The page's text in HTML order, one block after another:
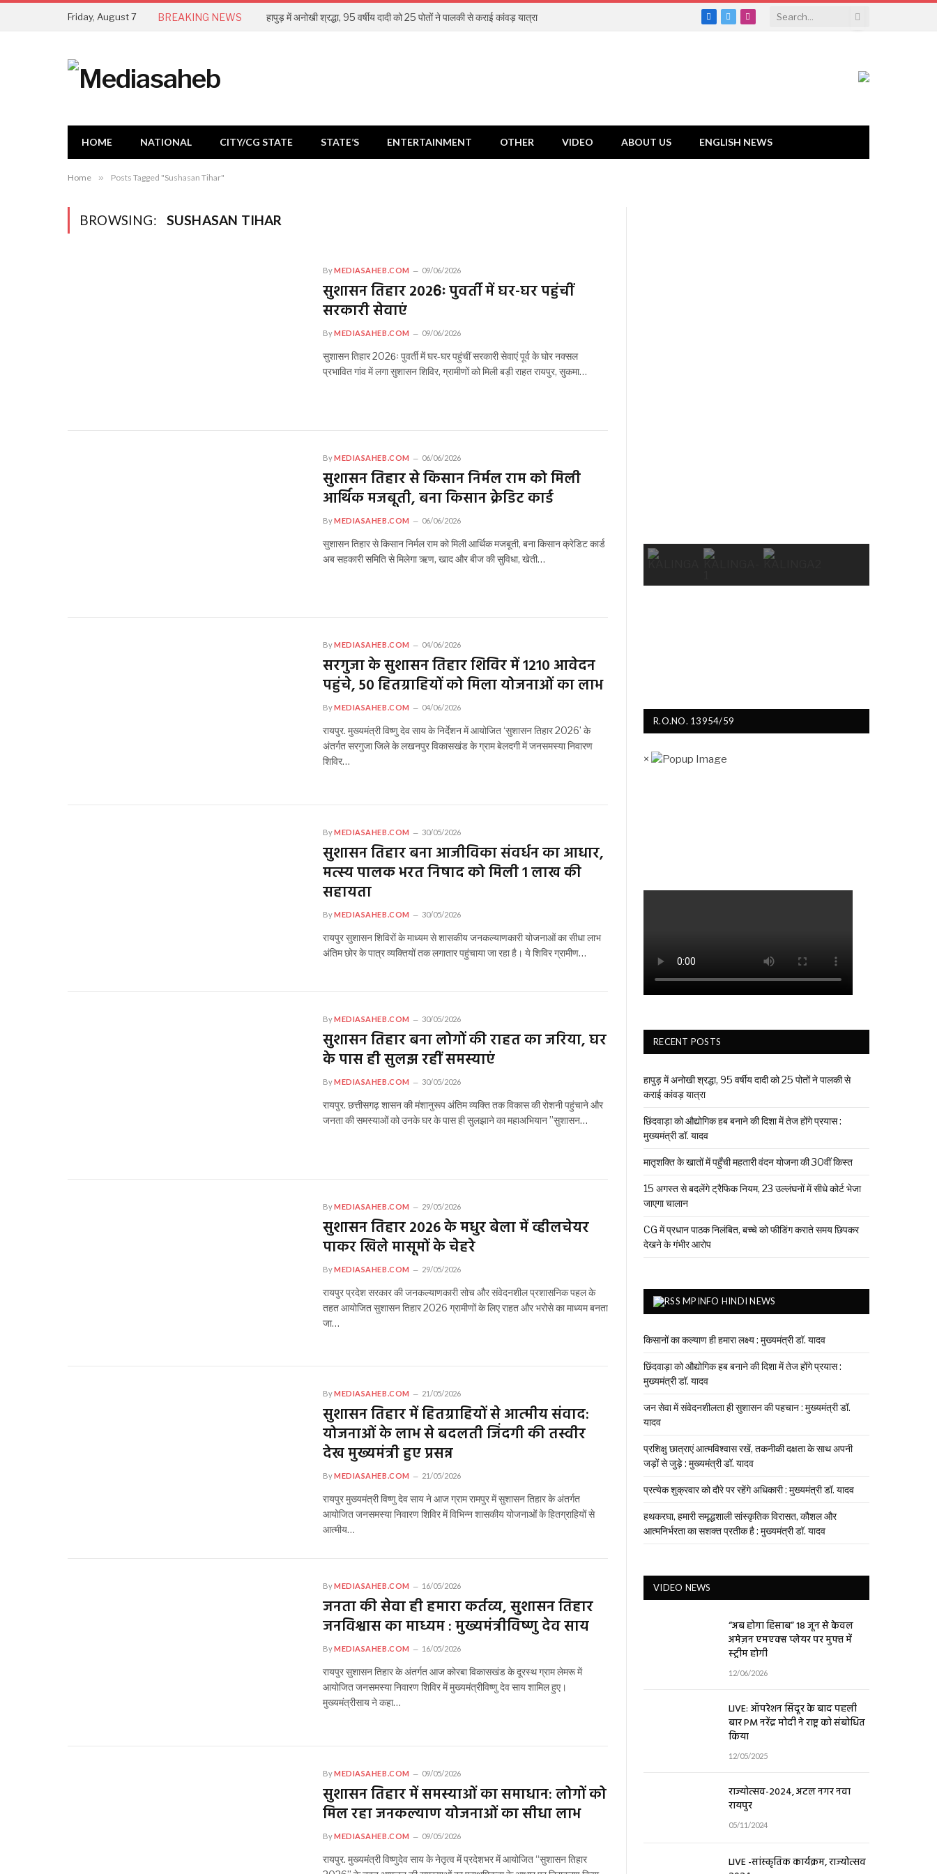
Friday, August 7 BREAKING NEWS हापुड़ में अनोखी श्रद्धा, 95 वर्षीय दादी को 25 पोतों ने पालकी से कराई कांवड़ यात्रा
Facebook
TwitterInstagram
HOME NATIONAL CITY/CG STATE STATE’S ENTERTAINMENT OTHER VIDEO ABOUT US ENGLISH NEWS
Home » Posts Tagged "Sushasan Tihar"
BROWSING: SUSHASAN TIHAR
ByMEDIASAHEB.COM 09/06/2026
सुशासन तिहार 2026ः पुवर्ती में घर-घर पहुंचीं
सरकारी सेवाएं
ByMEDIASAHEB.COM 09/06/2026
सुशासन तिहार 2026ः पुवर्ती में घर-घर पहुंचीं सरकारी सेवाएं पूर्व के घोर नक्सल
प्रभावित गांव में लगा सुशासन शिविर, ग्रामीणों को मिली बड़ी राहत रायपुर, सुकमा…
ByMEDIASAHEB.COM 06/06/2026
सुशासन तिहार से किसान निर्मल राम को मिली
आर्थिक मजबूती, बना किसान क्रेडिट कार्ड
ByMEDIASAHEB.COM 06/06/2026
सुशासन तिहार से किसान निर्मल राम को मिली आर्थिक मजबूती, बना किसान क्रेडिट कार्ड
अब सहकारी समिति से मिलेगा ऋण, खाद और बीज की सुविधा, खेती…
ByMEDIASAHEB.COM 04/06/2026
सरगुजा के सुशासन तिहार शिविर में 1210 आवेदन
पहुंचे, 50 हितग्राहियों को मिला योजनाओं का लाभ
ByMEDIASAHEB.COM 04/06/2026
रायपुर. मुख्यमंत्री विष्णु देव साय के निर्देशन में आयोजित ‘सुशासन तिहार 2026’ के
अंतर्गत सरगुजा जिले के लखनपुर विकासखंड के ग्राम बेलदगी में जनसमस्या निवारण
शिविर…
ByMEDIASAHEB.COM 30/05/2026
सुशासन तिहार बना आजीविका संवर्धन का आधार,
मत्स्य पालक भरत निषाद को मिली ₹1 लाख की
सहायता
ByMEDIASAHEB.COM 30/05/2026
रायपुर सुशासन शिविरों के माध्यम से शासकीय जनकल्याणकारी योजनाओं का सीधा लाभ
अंतिम छोर के पात्र व्यक्तियों तक लगातार पहुंचाया जा रहा है। ये शिविर ग्रामीण…
ByMEDIASAHEB.COM 30/05/2026
सुशासन तिहार बना लोगों की राहत का जरिया, घर
के पास ही सुलझ रहीं समस्याएं
ByMEDIASAHEB.COM 30/05/2026
रायपुर. छत्तीसगढ़ शासन की मंशानुरूप अंतिम व्यक्ति तक विकास की रोशनी पहुंचाने और
जनता की समस्याओं को उनके घर के पास ही सुलझाने का महाअभियान ”सुशासन…
ByMEDIASAHEB.COM 29/05/2026
सुशासन तिहार 2026 के मधुर बेला में व्हीलचेयर
पाकर खिले मासूमों के चेहरे
ByMEDIASAHEB.COM 29/05/2026
रायपुर प्रदेश सरकार की जनकल्याणकारी सोच और संवेदनशील प्रशासनिक पहल के
तहत आयोजित सुशासन तिहार 2026 ग्रामीणों के लिए राहत और भरोसे का माध्यम बनता
जा…
ByMEDIASAHEB.COM 21/05/2026
सुशासन तिहार में हितग्राहियों से आत्मीय संवाद:
योजनाओं के लाभ से बदलती जिंदगी की तस्वीर
देख मुख्यमंत्री हुए प्रसन्न
ByMEDIASAHEB.COM 21/05/2026
रायपुर मुख्यमंत्री विष्णु देव साय ने आज ग्राम रामपुर में सुशासन तिहार के अंतर्गत
आयोजित जनसमस्या निवारण शिविर में विभिन्न शासकीय योजनाओं के हितग्राहियों से
आत्मीय…
ByMEDIASAHEB.COM 16/05/2026
जनता की सेवा ही हमारा कर्तव्य, सुशासन तिहार
जनविश्वास का माध्यम : मुख्यमंत्रीविष्णु देव साय
ByMEDIASAHEB.COM 16/05/2026
रायपुर सुशासन तिहार के अंतर्गत आज कोरबा विकासखंड के दूरस्थ ग्राम लेमरू में
आयोजित जनसमस्या निवारण शिविर में मुख्यमंत्रीविष्णु देव साय शामिल हुए।
मुख्यमंत्रीसाय ने कहा…
ByMEDIASAHEB.COM 09/05/2026
सुशासन तिहार में समस्याओं का समाधान: लोगों को
मिल रहा जनकल्याण योजनाओं का सीधा लाभ
ByMEDIASAHEB.COM 09/05/2026
रायपुर. मुख्यमंत्री विष्णुदेव साय के नेतृत्व में प्रदेशभर में आयोजित “सुशासन तिहार
R.O.NO. 13954/59
×
RECENT POSTS
हापुड़ में अनोखी श्रद्धा, 95 वर्षीय दादी को 25 पोतों ने पालकी से
कराई कांवड़ यात्रा
छिंदवाड़ा को औद्योगिक हब बनाने की दिशा में तेज होंगे प्रयास :
मुख्यमंत्री डॉ. यादव
मातृशक्ति के खातों में पहुँची महतारी वंदन योजना की 30वीं किस्त
15 अगस्त से बदलेंगे ट्रैफिक नियम, 23 उल्लंघनों में सीधे कोर्ट भेजा
जाएगा चालान
CG में प्रधान पाठक निलंबित, बच्चे को फीडिंग कराते समय छिपकर
देखने के गंभीर आरोप
MPINFO HINDI NEWS
किसानों का कल्याण ही हमारा लक्ष्य : मुख्यमंत्री डॉ. यादव
छिंदवाड़ा को औद्योगिक हब बनाने की दिशा में तेज होंगे प्रयास :
मुख्यमंत्री डॉ. यादव
जन सेवा में संवेदनशीलता ही सुशासन की पहचान : मुख्यमंत्री डॉ.
यादव
प्रशिक्षु छात्राएं आत्मविश्वास रखें, तकनीकी दक्षता के साथ अपनी
जड़ों से जुड़े : मुख्यमंत्री डॉ. यादव
प्रत्येक शुक्रवार को दौरे पर रहेंगे अधिकारी : मुख्यमंत्री डॉ. यादव
हथकरघा, हमारी समृद्धशाली सांस्कृतिक विरासत, कौशल और
आत्मनिर्भरता का सशक्त प्रतीक है : मुख्यमंत्री डॉ. यादव
VIDEO NEWS
“अब होगा हिसाब” 18 जून से केवल
अमेज़न एमएक्स प्लेयर पर मुफ्त में
स्ट्रीम होगी
12/06/2026
LIVE: ऑपरेशन सिंदूर के बाद पहली
बार PM नरेंद्र मोदी ने राष्ट्र को संबोधित
किया
12/05/2025
राज्योत्सव-2024, अटल नगर नवा
रायपुर
05/11/2024
LIVE -सांस्कृतिक कार्यक्रम, राज्योत्सव